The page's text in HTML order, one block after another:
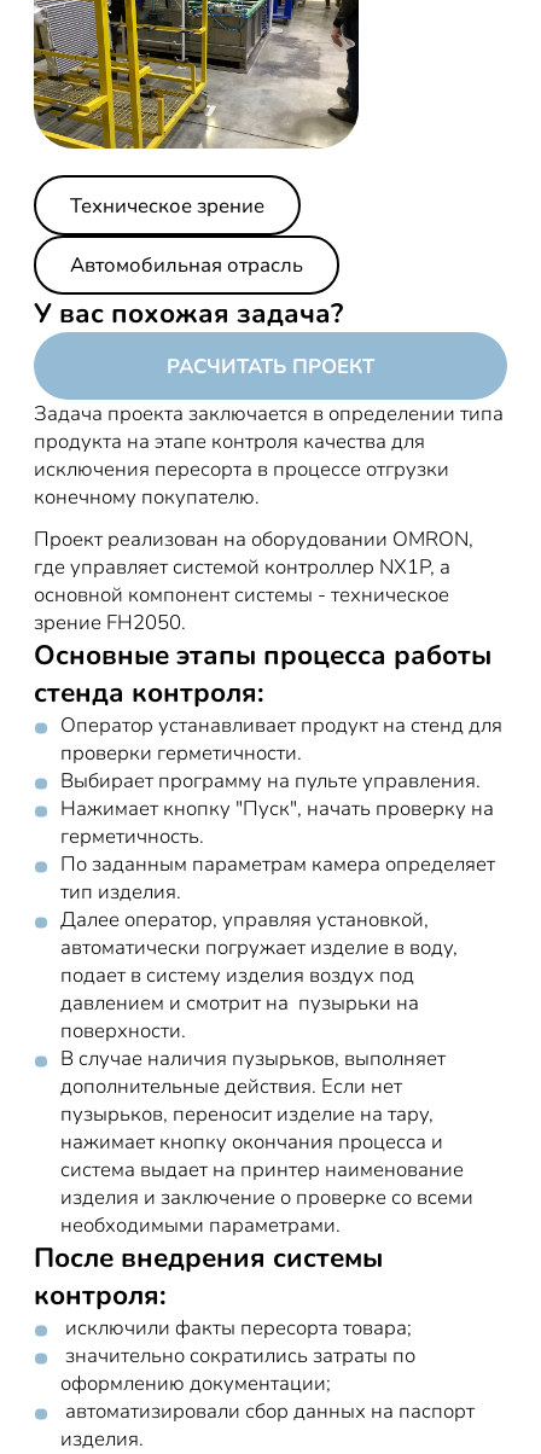
Техническое зрение
Автомобильная отрасль
У вас похожая задача?
РАСЧИТАТЬ ПРОЕКТ
Задача проекта заключается в определении типа
продукта на этапе контроля качества для
исключения пересорта в процессе отгрузки
конечному покупателю.
Проект реализован на оборудовании OMRON,
где управляет системой контроллер NX1P, а
основной компонент системы - техническое
зрение FH2050.
Основные этапы процесса работы
стенда контроля:
Оператор устанавливает продукт на стенд для
проверки герметичности.
Выбирает программу на пульте управления.
Нажимает кнопку "Пуск", начать проверку на
герметичность.
По заданным параметрам камера определяет
тип изделия.
Далее оператор, управляя установкой,
автоматически погружает изделие в воду,
подает в систему изделия воздух под
давлением и смотрит на пузырьки на
поверхности.
В случае наличия пузырьков, выполняет
дополнительные действия. Если нет
пузырьков, переносит изделие на тару,
нажимает кнопку окончания процесса и
система выдает на принтер наименование
изделия и заключение о проверке со всеми
необходимыми параметрами.
После внедрения системы
контроля:
исключили факты пересорта товара;
значительно сократились затраты по
оформлению документации;
автоматизировали сбор данных на паспорт
изделия.